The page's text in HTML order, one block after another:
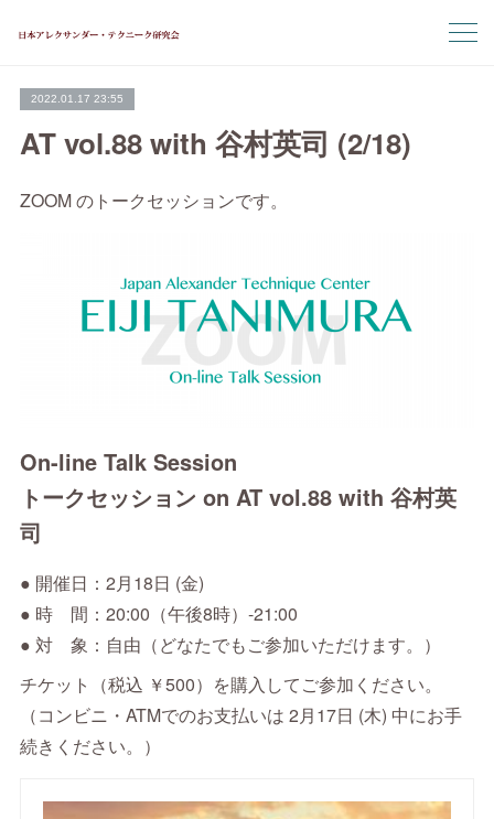
2022.01.17 23:55
AT vol.88 with 谷村英司 (2/18)
ZOOM のトークセッションです。
On-line Talk Session
トークセッション on AT vol.88 with 谷村英
司
● 開催日：2月18日 (金)
● 時 間：20:00（午後8時）-21:00
● 対 象：自由（どなたでもご参加いただけます。）
チケット（税込 ￥500）を購入してご参加ください。
（コンビニ・ATMでのお支払いは 2月17日 (木) 中にお手
続きください。）